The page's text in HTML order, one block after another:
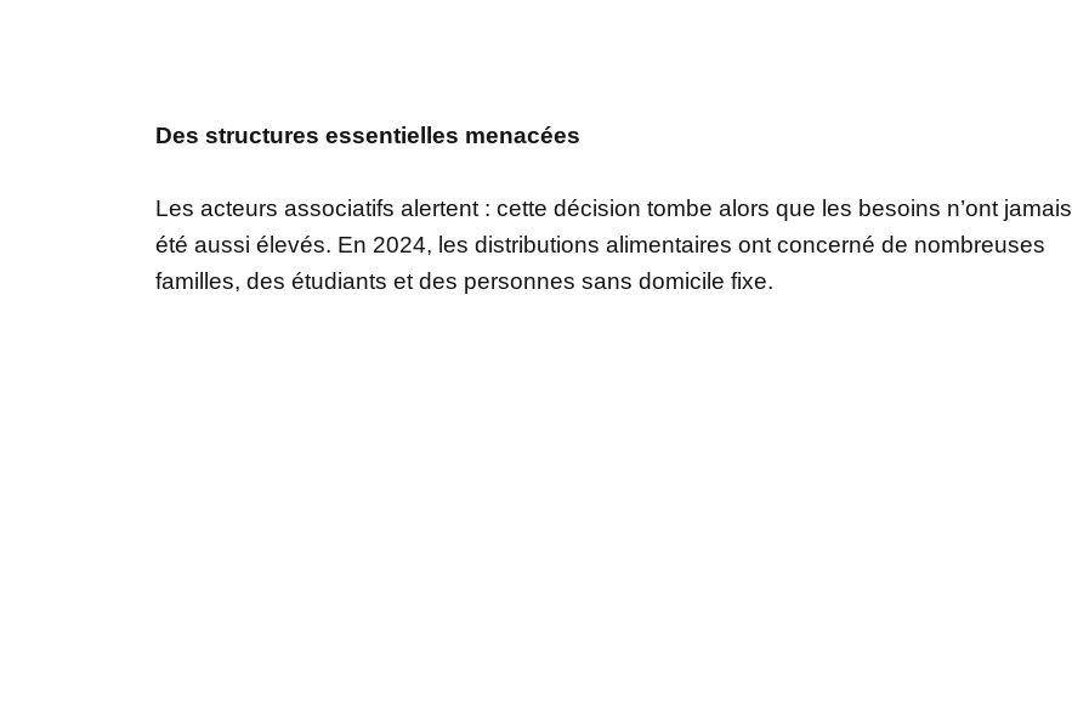
Des structures essentielles menacées
Les acteurs associatifs alertent : cette décision tombe alors que les besoins n’ont jamais
été aussi élevés. En 2024, les distributions alimentaires ont concerné de nombreuses
familles, des étudiants et des personnes sans domicile fixe.